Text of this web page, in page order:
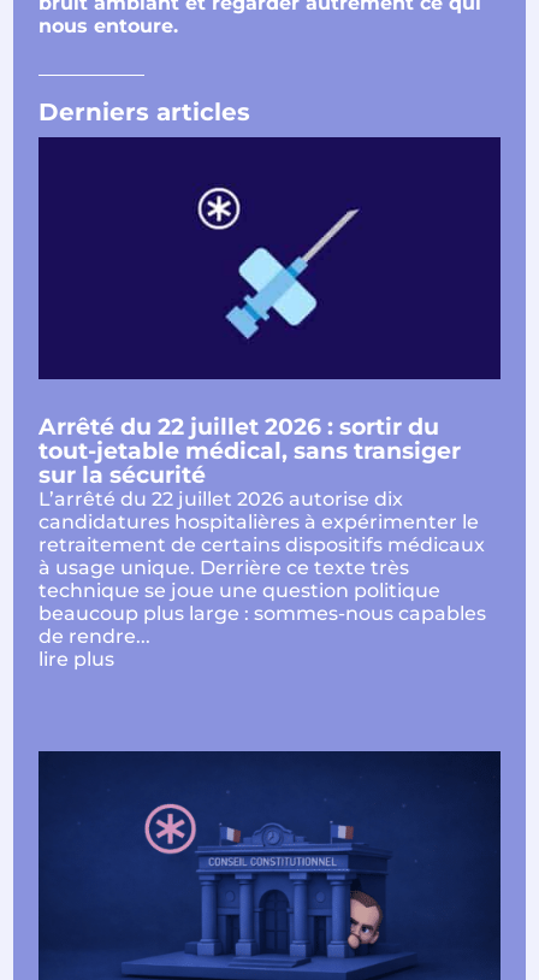
nous entoure.
Derniers articles
Arrêté du 22 juillet 2026 : sortir du
tout-jetable médical, sans transiger
sur la sécurité
L’arrêté du 22 juillet 2026 autorise dix
candidatures hospitalières à expérimenter le
retraitement de certains dispositifs médicaux
à usage unique. Derrière ce texte très
technique se joue une question politique
beaucoup plus large : sommes-nous capables
de rendre...
lire plus